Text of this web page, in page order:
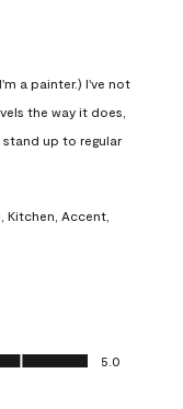
a painter.) I've not
the way it does,
up to regular
Kitchen, Accent,
5.0